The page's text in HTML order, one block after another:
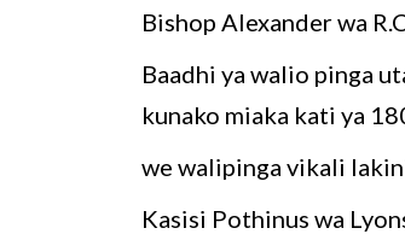
Bishop Alexander wa
Baadhi ya walio pinga
kunako miaka kati ya
we walipinga vikali
Kasisi Pothinus wa